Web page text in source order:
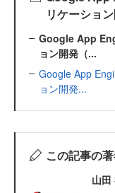
リケーショ
Google App
ョン開発（...
Google App
ョン開発...
この記事の
山田